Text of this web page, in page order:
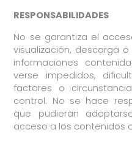
RESPONSABILIDADES
No se garantiza el
visualización, descarga
informaciones
verse impedidos,
factores o
control. No se hace
que pudieran
acceso a los contenidos